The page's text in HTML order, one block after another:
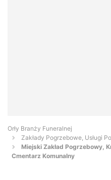
Orły Branży Funeralnej
Zakłady Pogrzebowe, Usługi
Miejski Zakład Pogrzebowy,
Cmentarz Komunalny